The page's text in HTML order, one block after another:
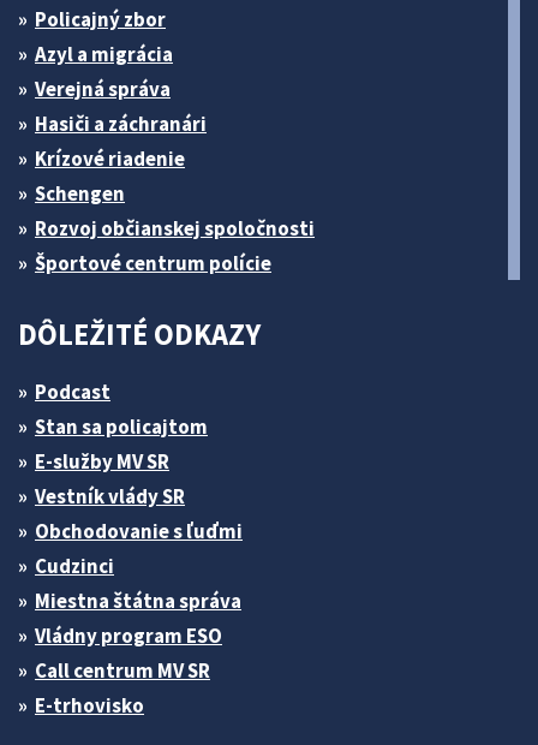
Policajný zbor
Azyl a migrácia
Verejná správa
Hasiči a záchranári
Krízové riadenie
Schengen
Rozvoj občianskej spoločnosti
Športové centrum polície
DÔLEŽITÉ ODKAZY
Podcast
Stan sa policajtom
E-služby MV SR
Vestník vlády SR
Obchodovanie s ľuďmi
Cudzinci
Miestna štátna správa
Vládny program ESO
Call centrum MV SR
E-trhovisko